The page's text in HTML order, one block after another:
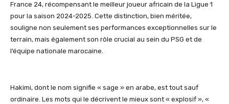
France 24, récompensant le meilleur joueur africain de la Ligue 1
pour la saison 2024-2025. Cette distinction, bien méritée,
souligne non seulement ses performances exceptionnelles sur le
terrain, mais également son rôle crucial au sein du PSG et de
l’équipe nationale marocaine.
Hakimi, dont le nom signifie « sage » en arabe, est tout sauf
ordinaire. Les mots qui le décrivent le mieux sont « explosif », «